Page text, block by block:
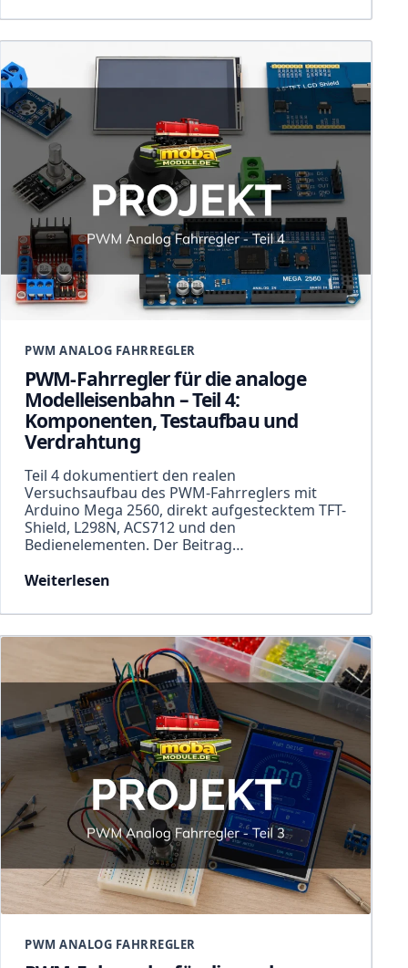
PWM ANALOG FAHRREGLER
PWM-Fahrregler für die analoge
Modelleisenbahn – Teil 4:
Komponenten, Testaufbau und
Verdrahtung
Teil 4 dokumentiert den realen
Versuchsaufbau des PWM-Fahrreglers mit
Arduino Mega 2560, direkt aufgestecktem TFT-
Shield, L298N, ACS712 und den
Bedienelementen. Der Beitrag…
Weiterlesen
PWM ANALOG FAHRREGLER